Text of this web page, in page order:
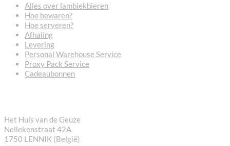
Alles over lambiekbieren
Hoe bewaren?
Hoe serveren?
Afhaling
Levering
Personal Warehouse Service
Proxy Pack Service
Cadeaubonnen
Het Huis van de Geuze
Nellekenstraat 42A
1750 LENNIK (België)